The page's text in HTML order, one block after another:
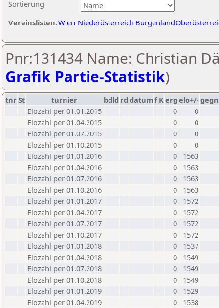
Sortierung
Vereinslisten:Wien Niederösterreich Burgenland
Pnr:131434 Name: Christian
Grafik Partie-Statistik)
tnrSt turnier bdld rd datumf Kerg elo+/-
Elozahl per 01.01.2015
0
0
Elozahl per 01.04.2015
0
0
Elozahl per 01.07.2015
0
0
Elozahl per 01.10.2015
0
0
Elozahl per 01.01.2016
0
1563
Elozahl per 01.04.2016
0
1563
Elozahl per 01.07.2016
0
1563
Elozahl per 01.10.2016
0
1563
Elozahl per 01.01.2017
0
1572
Elozahl per 01.04.2017
0
1572
Elozahl per 01.07.2017
0
1572
Elozahl per 01.10.2017
0
1572
Elozahl per 01.01.2018
0
1537
Elozahl per 01.04.2018
0
1549
Elozahl per 01.07.2018
0
1549
Elozahl per 01.10.2018
0
1549
Elozahl per 01.01.2019
0
1529
Elozahl per 01.04.2019
0
1538